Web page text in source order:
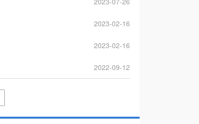
2023-02-16
2023-02-16
2022-09-12